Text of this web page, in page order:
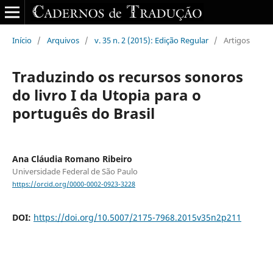
Início / Arquivos / v. 35 n. 2 (2015): Edição Regular / Artigos
Traduzindo os recursos sonoros
do livro I da Utopia para o
português do Brasil
Ana Cláudia Romano Ribeiro
Universidade Federal de São Paulo
https://orcid.org/0000-0002-0923-3228
DOI: https://doi.org/10.5007/2175-7968.2015v35n2p211